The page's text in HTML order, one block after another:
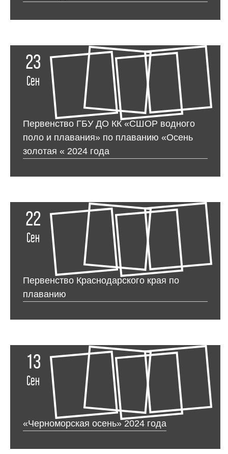
23
Сен
Первенство ГБУ ДО КК «СШОР водного
поло и плавания» по плаванию «Осень
золотая « 2024 года
22
Сен
Первенство Краснодарского края по
плаванию
13
Сен
«Черноморская осень» 2024 года